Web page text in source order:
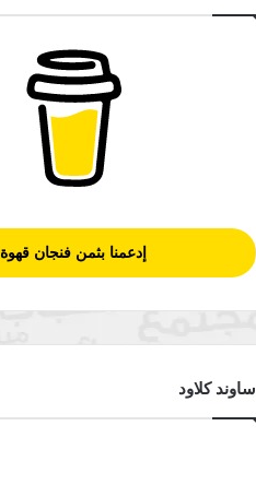
إدعمنا بثمن فنجان قهوة
ساوند كلاود